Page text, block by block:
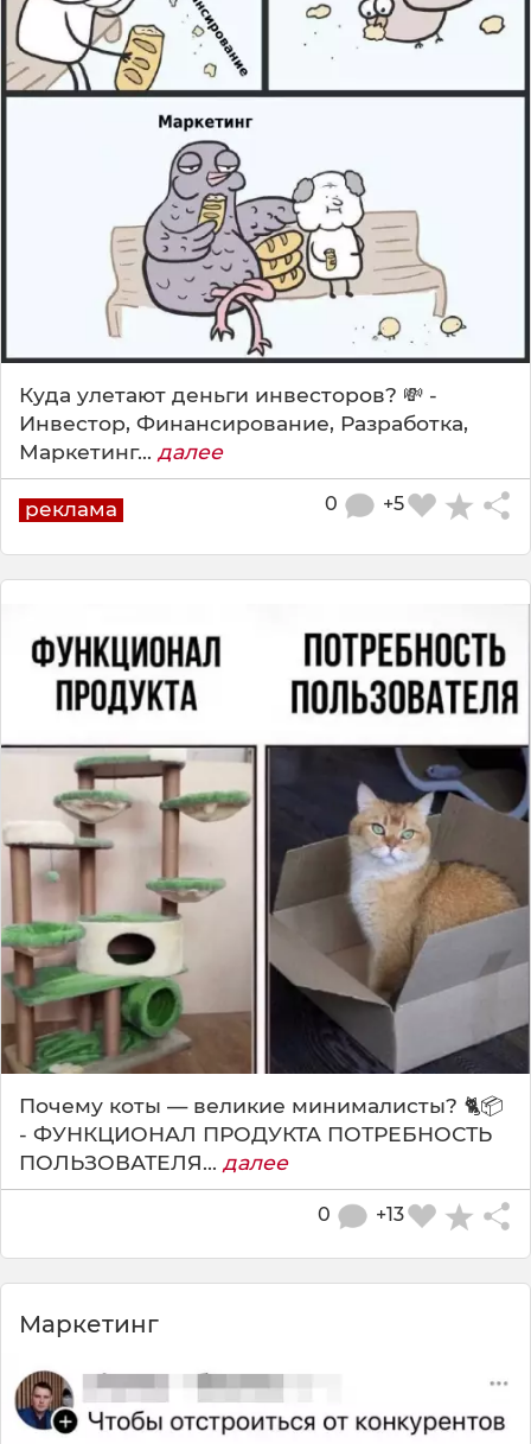
Куда улетают деньги инвесторов? 💸 -
Инвестор, Финансирование, Разработка,
Маркетинг... далее
реклама +5
0
Почему коты — великие минималисты? 🐈📦
- ФУНКЦИОНАЛ ПРОДУКТА ПОТРЕБНОСТЬ
ПОЛЬЗОВАТЕЛЯ... далее
+13
0
Маркетинг